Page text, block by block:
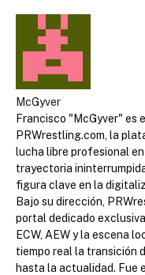
McGyver
Francisco "McGyver" es
PRWrestling.com, la
lucha libre profesional en
trayectoria
figura clave en la
Bajo su dirección,
portal dedicado
ECW, AEW y la escena
tiempo real la transición
hasta la actualidad. Fue